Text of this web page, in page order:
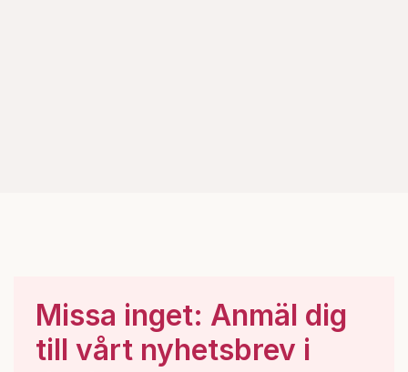
Missa inget: Anmäl dig
till vårt nyhetsbrev i